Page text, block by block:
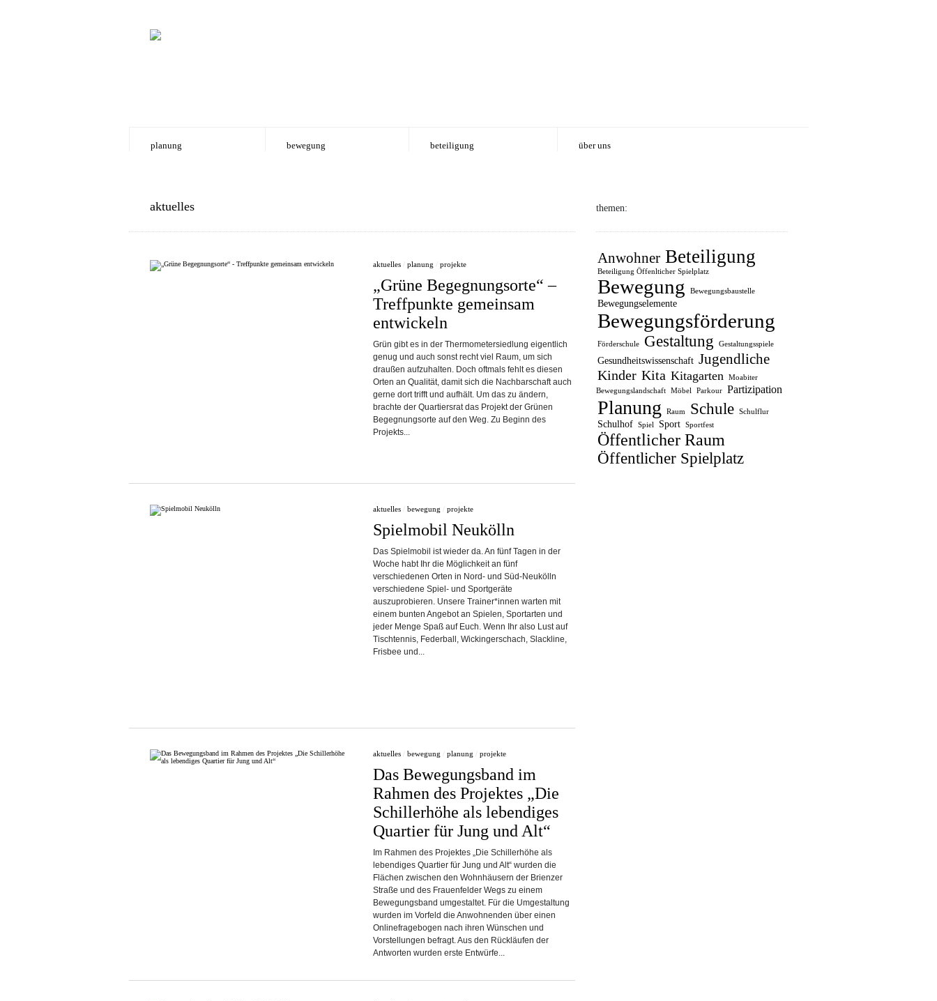
planung bewegung beteiligung über uns
aktuelles
aktuelles/ planung projekte
„Grüne Begegnungsorte“ –
Treffpunkte gemeinsam
entwickeln
Grün gibt es in der Thermometersiedlung eigentlich
genug und auch sonst recht viel Raum, um sich
draußen aufzuhalten. Doch oftmals fehlt es diesen
Orten an Qualität, damit sich die Nachbarschaft auch
gerne dort trifft und aufhält. Um das zu ändern,
brachte der Quartiersrat das Projekt der Grünen
Begegnungsorte auf den Weg. Zu Beginn des
Projekts...
aktuelles/ bewegung projekte
Spielmobil Neukölln
Das Spielmobil ist wieder da. An fünf Tagen in der
Woche habt Ihr die Möglichkeit an fünf
verschiedenen Orten in Nord- und Süd-Neukölln
verschiedene Spiel- und Sportgeräte
auszuprobieren. Unsere Trainer*innen warten mit
einem bunten Angebot an Spielen, Sportarten und
jeder Menge Spaß auf Euch. Wenn Ihr also Lust auf
Tischtennis, Federball, Wickingerschach, Slackline,
Frisbee und...
aktuelles/ bewegung planung projekte
Das Bewegungsband im
Rahmen des Projektes „Die
Schillerhöhe als lebendiges
Quartier für Jung und Alt“
Im Rahmen des Projektes „Die Schillerhöhe als
lebendiges Quartier für Jung und Alt“ wurden die
Flächen zwischen den Wohnhäusern der Brienzer
Straße und des Frauenfelder Wegs zu einem
Bewegungsband umgestaltet. Für die Umgestaltung
wurden im Vorfeld die Anwohnenden über einen
Onlinefragebogen nach ihren Wünschen und
Vorstellungen befragt. Aus den Rückläufen der
Antworten wurden erste Entwürfe...
themen:
Anwohner Beteiligung
Beteiligung Öffenlticher Spielplatz
Bewegung Bewegungsbaustelle
Bewegungselemente
Bewegungsförderung
Förderschule Gestaltung Gestaltungsspiele
Gesundheitswissenschaft Jugendliche
Kinder Kita Kitagarten
Moabiter
Bewegungslandschaft
Möbel Parkour Partizipation
Planung Raum Schule Schulflur
Schulhof Spiel Sport Sportfest
Öffentlicher Raum
Öffentlicher Spielplatz